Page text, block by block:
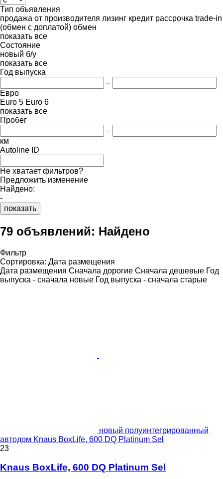
Тип объявления
продажа от производителя лизинг кредит рассрочка trade-in
(обмен с доплатой) обмен
показать все
Состояние
новый б/у
показать все
Год выпуска
–
Евро
Euro 5 Euro 6
показать все
Пробег
–
км
Autoline ID
Не хватает фильтров?
Предложить изменение
Найдено:
-
показать
79 объявлений: Найдено
Фильтр
Сортировка: Дата размещения
Дата размещения Сначала дорогие Сначала дешевые Год
выпуска - сначала новые Год выпуска - сначала старые
новый полуинтегрированный
автодом Knaus BoxLife, 600 DQ Platinum Sel
23
Knaus BoxLife, 600 DQ Platinum Sel